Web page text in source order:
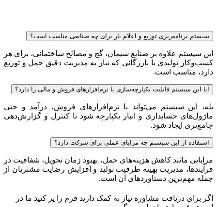
سیستم برنامه‌ریزی توزیع و اعلام بار برای چه صنایعی مناسب است؟
این سیستم علاوه بر صنایع سیمان، گچ و مصالح ساختمانی، برای هر
کسب‌وکار تولیدی یا بازرگانی که نیاز به مدیریت دقیق حمل و توزیع
دارد، مناسب است.
آیا این سیستم قابلیت یکپارچه‌سازی با نرم‌افزارهای فروش و مالی را دارد؟
بله، این سیستم می‌تواند با نرم‌افزارهای فروش، درآمد و حتی
ماژول‌های حسابداری و انبار یکپارچه شود تا کنترل و گزارش‌دهی
جامع‌تری ایجاد شود.
استفاده از این سیستم چه مزایای عملی برای شرکت دارد؟
مزایایی مانند کاهش هزینه‌های حمل، بهبود زمان تحویل، شفافیت در
فرآیندها، مدیریت بهینه ظرفیت تولید و افزایش رضایت مشتریان از
جمله مهم‌ترین دستاوردهای آن است.
اگر برای دریافت مشاوره نیاز به کمک دارید فرم را پر کنید ما در